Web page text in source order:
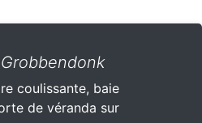
coulissante, baie
de véranda sur